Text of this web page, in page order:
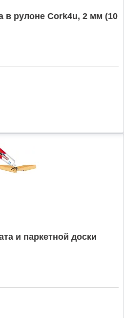
в рулоне Cork4u, 2 мм (10
и паркетной доски